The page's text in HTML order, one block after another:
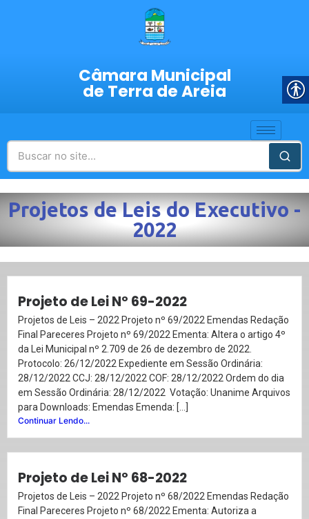
Câmara Municipal
de Terra de Areia
Projetos de Leis do Executivo -
2022
Projeto de Lei Nº 69-2022
Projetos de Leis – 2022 Projeto nº 69/2022 Emendas Redação
Final Pareceres Projeto nº 69/2022 Ementa: Altera o artigo 4º
da Lei Municipal nº 2.709 de 26 de dezembro de 2022.
Protocolo: 26/12/2022 Expediente em Sessão Ordinária:
28/12/2022 CCJ: 28/12/2022 COF: 28/12/2022 Ordem do dia
em Sessão Ordinária: 28/12/2022 Votação: Unanime Arquivos
para Downloads: Emendas Emenda: […]
Continuar Lendo...
Projeto de Lei Nº 68-2022
Projetos de Leis – 2022 Projeto nº 68/2022 Emendas Redação
Final Pareceres Projeto nº 68/2022 Ementa: Autoriza a